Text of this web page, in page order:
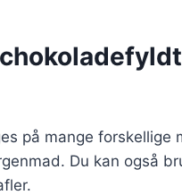
på mange forskellige
Du kan også